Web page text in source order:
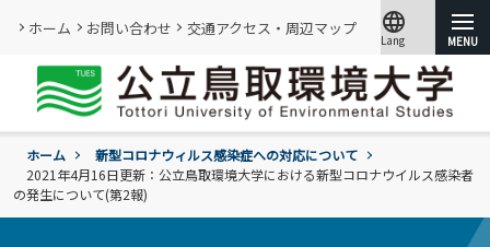
ホーム お問い合わせ 交通アクセス・周辺マップ language
Lang
文字サイズ 小 標準 大
大学紹介
ホーム
新型コロナウィルス感染症への対応について
2021年4月16日更新：公立鳥取環境大学における新型コロナウイルス感染者
の発生について(第2報)